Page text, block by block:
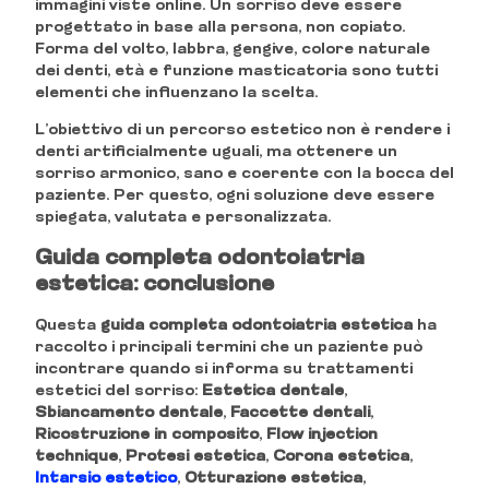
immagini viste online. Un sorriso deve essere
progettato in base alla persona, non copiato.
Forma del volto, labbra, gengive, colore naturale
dei denti, età e funzione masticatoria sono tutti
elementi che influenzano la scelta.
L’obiettivo di un percorso estetico non è rendere i
denti artificialmente uguali, ma ottenere un
sorriso armonico, sano e coerente con la bocca del
paziente. Per questo, ogni soluzione deve essere
spiegata, valutata e personalizzata.
Guida completa odontoiatria
estetica: conclusione
Questa guida completa odontoiatria estetica ha
raccolto i principali termini che un paziente può
incontrare quando si informa su trattamenti
estetici del sorriso: Estetica dentale,
Sbiancamento dentale, Faccette dentali,
Ricostruzione in composito, Flow injection
technique, Protesi estetica, Corona estetica,
Intarsio estetico, Otturazione estetica,